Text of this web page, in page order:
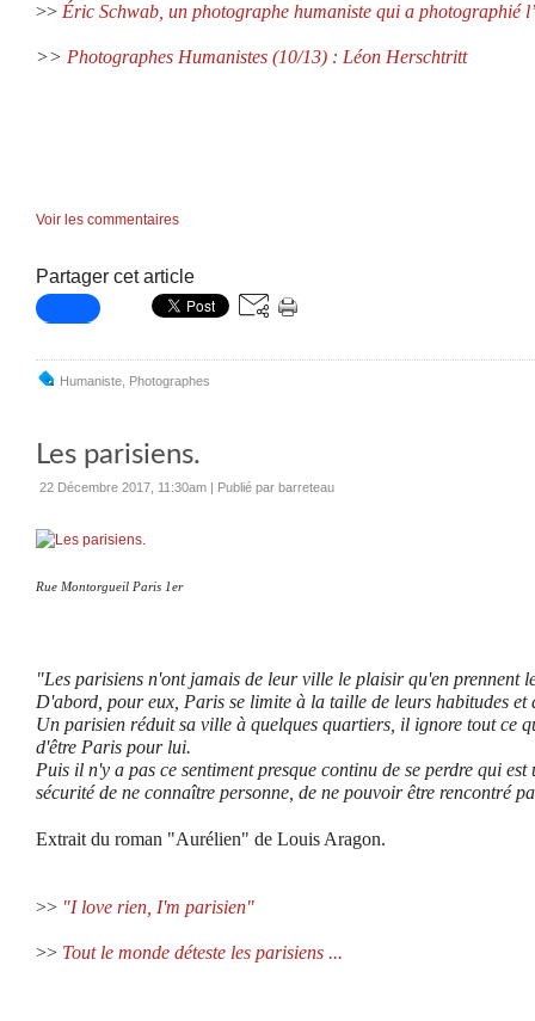
>> Éric Schwab, un photographe humaniste qui a photographié
>> Photographes Humanistes (10/13) : Léon Herschtritt
Voir les commentaires
Partager cet article
Humaniste Photographes
Les parisiens.
22 Décembre 2017, 11:30am | Publié par barreteau
Rue Montorgueil Paris 1er
"Les parisiens n'ont jamais de leur ville le plaisir qu'en prennent
D'abord, pour eux, Paris se limite à la taille de leurs habitudes et
Un parisien réduit sa ville à quelques quartiers, il ignore tout ce
d'être Paris pour lui.
Puis il n'y a pas ce sentiment presque continu de se perdre qui
sécurité de ne connaître personne, de ne pouvoir être rencontré
Extrait du roman "Aurélien" de Louis Aragon.
>> "I love rien, I'm parisien"
>> Tout le monde déteste les parisiens ...